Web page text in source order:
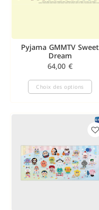
Pyjama GMMTV Sweet
Dream
64,00 €
Choix des options